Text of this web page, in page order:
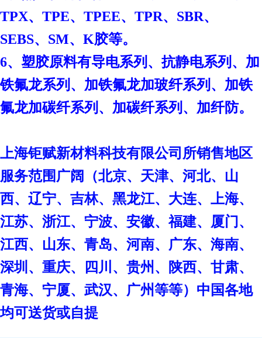
TPX、TPE、TPEE、TPR、SBR、
SEBS、SM、K胶等。
6、塑胶原料有导电系列、抗静电系列、加
铁氟龙系列、加铁氟龙加玻纤系列、加铁
氟龙加碳纤系列、加碳纤系列、加纤防。
上海钜赋新材料科技有限公司 所销售地区
服务范围广阔（北京、天津、河北、山
西、辽宁、吉林、黑龙江、大连、上海、
江苏、浙江、宁波、安徽、福建、厦门、
江西、山东、青岛、河南、广东、海南、
深圳、重庆、四川、贵州、陕西、甘肃、
青海、宁厦、武汉、广州等等）中国各地
均可送货或自提